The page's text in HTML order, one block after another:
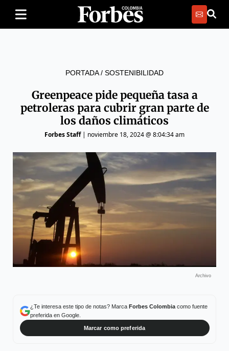
PORTADA/ SOSTENIBILIDAD
Greenpeace pide pequeña tasa a
petroleras para cubrir gran parte de
los daños climáticos
Forbes Staff| noviembre 18, 2024 @ 8:04:34 am
Archivo
¿Te interesa este tipo de notas? Marca Forbes Colombiacomo fuente
preferida en Google.
Marcar como preferida